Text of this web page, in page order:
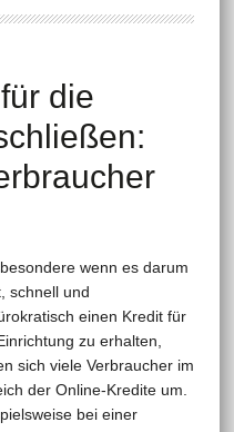
die
wenn es darum
schnell und
einen Kredit für
zu erhalten,
sich viele Verbraucher im
der Online-Kredite um.
bei einer